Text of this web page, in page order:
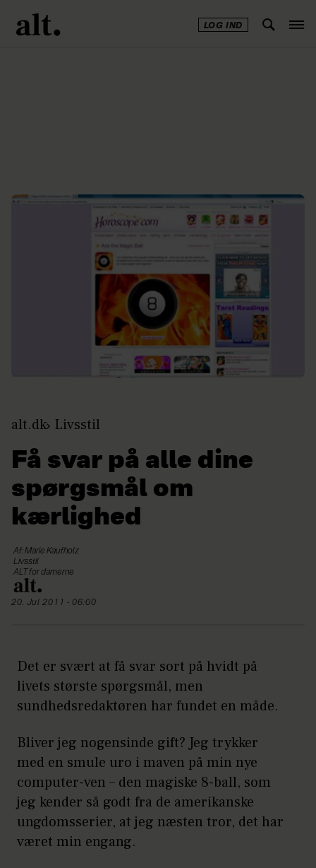
LOG IND
alt.dk Livsstil
Få svar på alle dine
spørgsmål om
kærlighed
Af: Marie Kaufholz
Livsstil
ALT for damerne
20. Jul 2011 - 06:00
Det er svært at få svar sort på hvidt på
livets største spørgsmål, men
sundhedsredaktøren har fundet en måde.
Bliver jeg nogensinde gift? Jeg trykker
med en smule uro i maven på min nye
computer-ven – den magiske 8-ball, som
jeg kender så godt fra de amerikanske
ungdomsserier, at jeg næsten tror, det har
været min engang.